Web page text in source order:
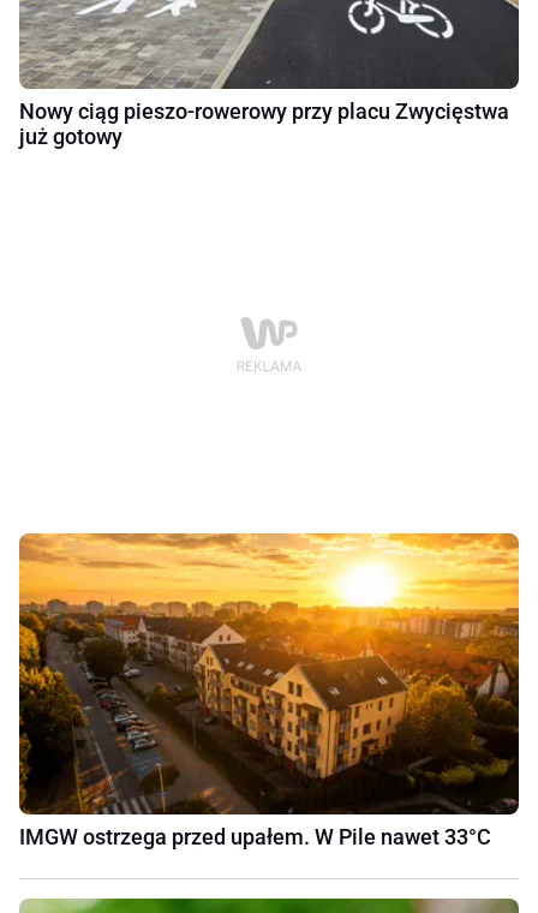
Nowy ciąg pieszo-rowerowy przy placu Zwycięstwa
już gotowy
IMGW ostrzega przed upałem. W Pile nawet 33°C